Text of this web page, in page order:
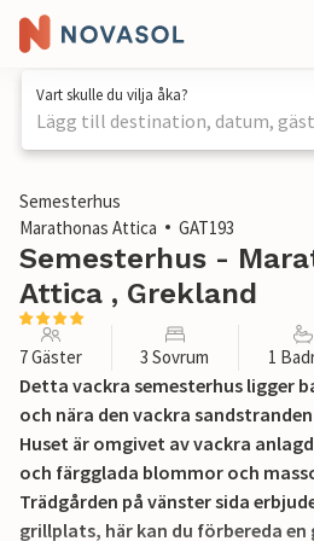
Vart skulle du vilja åka?
Lägg till destination, datum,
1 / 41
Semesterhus
Marathonas Attica
GAT193
Semesterhus -
Attica , Grekland
7 Gäster 3 Sovrum 1
Detta vackra semesterhus ligger
och nära den vackra
Huset är omgivet av vackra
och färgglada blommor och
Trädgården på vänster sida
grillplats, här kan du förbereda